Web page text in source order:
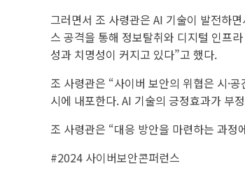
그러면서 조 사령관은 AI 기술이 발전하
스 공격을 통해 정보탈취와 디지털 인프
성과 치명성이 커지고 있다”고 했다.
조 사령관은 “사이버 보안의 위협은 시·
시에 내포한다. AI 기술의 긍정효과가 부
조 사령관은 “대응 방안을 마련하는 과정
#2024 사이버보안콘퍼런스